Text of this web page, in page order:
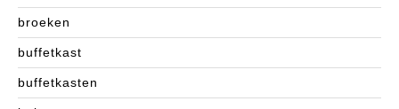
broeken
buffetkast
buffetkasten